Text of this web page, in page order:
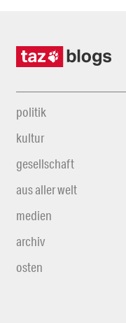
politik
kultur
gesellschaft
aus aller welt
medien
archiv
osten